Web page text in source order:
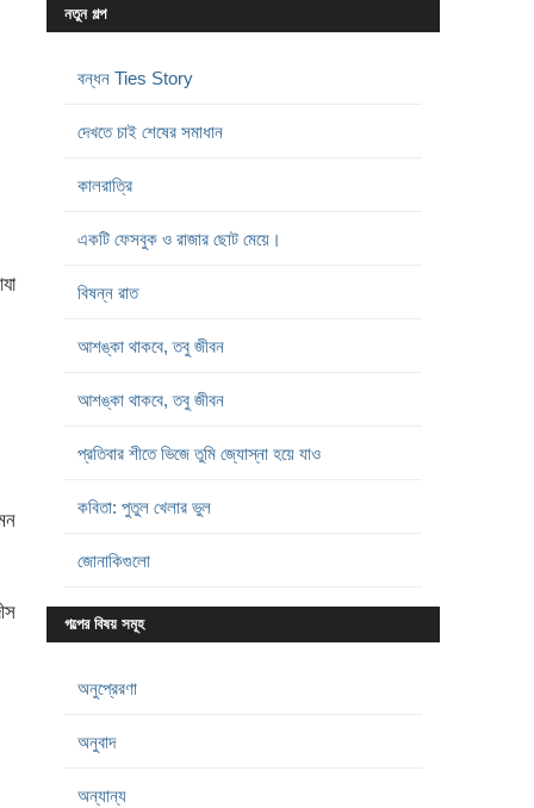
নতুন গল্প
বন্ধন Ties Story
দেখতে চাই শেষের সমাধান
কালরাত্রি
একটি ফেসবুক ও রাজার ছোট মেয়ে।
বিষন্ন রাত
আশঙ্কা থাকবে, তবু জীবন
আশঙ্কা থাকবে, তবু জীবন
প্রতিবার শীতে ভিজে তুমি জ্যোস্না হয়ে যাও
কবিতা: পুতুল খেলার ভুল
জোনাকিগুলো
গল্পের বিষয় সমূহ
অনুপ্রেরণা
অনুবাদ
অন্যান্য